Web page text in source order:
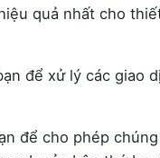
quả nhất cho
để xử lý các giao
để cho phép